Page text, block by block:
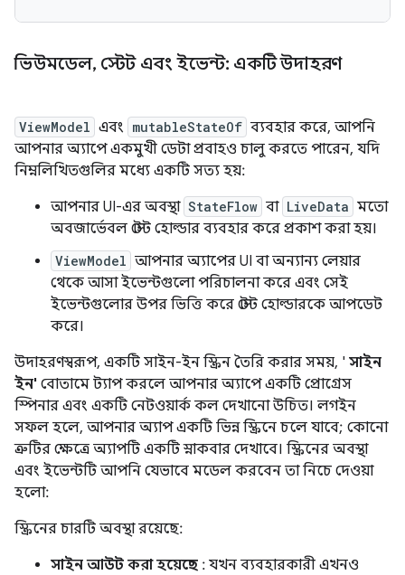
ভিউমডেল, স্টেট এবং ইভেন্ট: একটি উদাহরণ
ViewModel এবং mutableStateOf ব্যবহার করে, আপনি
আপনার অ্যাপে একমুখী ডেটা প্রবাহও চালু করতে পারেন, যদি
নিম্নলিখিতগুলির মধ্যে একটি সত্য হয়:
আপনার UI-এর অবস্থা StateFlow বা LiveData মতো
অবজার্ভেবল স্টেট হোল্ডার ব্যবহার করে প্রকাশ করা হয়।
ViewModel আপনার অ্যাপের UI বা অন্যান্য লেয়ার
থেকে আসা ইভেন্টগুলো পরিচালনা করে এবং সেই
ইভেন্টগুলোর উপর ভিত্তি করে স্টেট হোল্ডারকে আপডেট
করে।
উদাহরণস্বরূপ, একটি সাইন-ইন স্ক্রিন তৈরি করার সময়, ' সাইন
ইন' বোতামে ট্যাপ করলে আপনার অ্যাপে একটি প্রোগ্রেস
স্পিনার এবং একটি নেটওয়ার্ক কল দেখানো উচিত। লগইন
সফল হলে, আপনার অ্যাপ একটি ভিন্ন স্ক্রিনে চলে যাবে; কোনো
ত্রুটির ক্ষেত্রে অ্যাপটি একটি স্নাকবার দেখাবে। স্ক্রিনের অবস্থা
এবং ইভেন্টটি আপনি যেভাবে মডেল করবেন তা নিচে দেওয়া
হলো:
স্ক্রিনের চারটি অবস্থা রয়েছে:
সাইন আউট করা হয়েছে : যখন ব্যবহারকারী এখনও